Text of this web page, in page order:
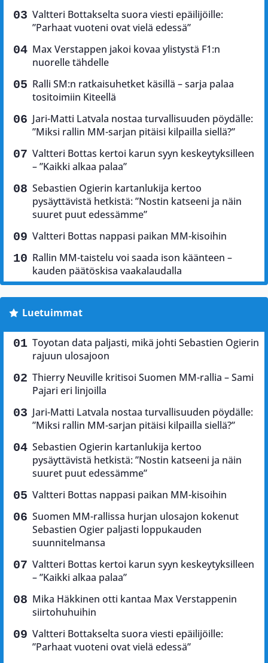
Valtteri Bottakselta suora viesti epäilijöille:
”Parhaat vuoteni ovat vielä edessä”
Max Verstappen jakoi kovaa ylistystä F1:n
nuorelle tähdelle
Ralli SM:n ratkaisuhetket käsillä – sarja palaa
tositoimiin Kiteellä
Jari-Matti Latvala nostaa turvallisuuden pöydälle:
”Miksi rallin MM-sarjan pitäisi kilpailla siellä?”
Valtteri Bottas kertoi karun syyn keskeytyksilleen
– ”Kaikki alkaa palaa”
Sebastien Ogierin kartanlukija kertoo
pysäyttävistä hetkistä: ”Nostin katseeni ja näin
suuret puut edessämme”
Valtteri Bottas nappasi paikan MM-kisoihin
Rallin MM-taistelu voi saada ison käänteen –
kauden päätöskisa vaakalaudalla
Luetuimmat
Toyotan data paljasti, mikä johti Sebastien Ogierin
rajuun ulosajoon
Thierry Neuville kritisoi Suomen MM-rallia – Sami
Pajari eri linjoilla
Jari-Matti Latvala nostaa turvallisuuden pöydälle:
”Miksi rallin MM-sarjan pitäisi kilpailla siellä?”
Sebastien Ogierin kartanlukija kertoo
pysäyttävistä hetkistä: ”Nostin katseeni ja näin
suuret puut edessämme”
Valtteri Bottas nappasi paikan MM-kisoihin
Suomen MM-rallissa hurjan ulosajon kokenut
Sebastien Ogier paljasti loppukauden
suunnitelmansa
Valtteri Bottas kertoi karun syyn keskeytyksilleen
– ”Kaikki alkaa palaa”
Mika Häkkinen otti kantaa Max Verstappenin
siirtohuhuihin
Valtteri Bottakselta suora viesti epäilijöille:
”Parhaat vuoteni ovat vielä edessä”